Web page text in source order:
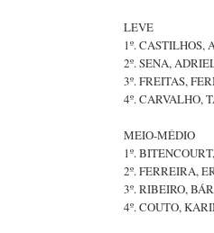
LEVE
1º. CASTILHOS,
2º. SENA,
3º. FREITAS,
4º. CARVALHO,
MEIO-MÉDIO
1º.
2º. FERREIRA,
3º. RIBEIRO,
4º. COUTO,